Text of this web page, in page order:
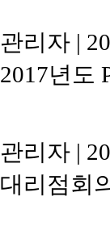
관리자 |
2017년도
관리자 |
대리점회